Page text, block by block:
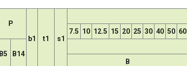
P
b1
t1 s1
7.5 10 12.5 15 20 25 30 40 50 60
B5 B14
B